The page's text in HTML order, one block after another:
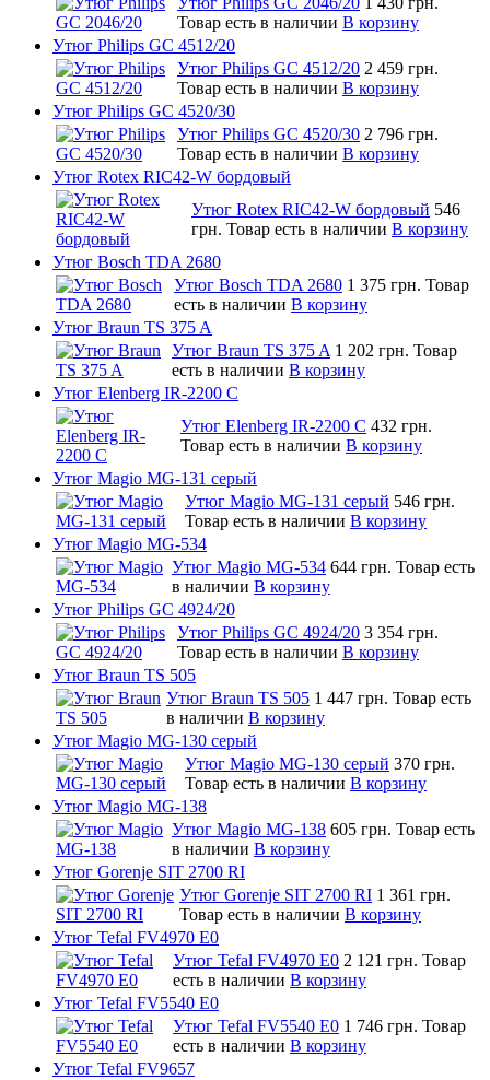
Товар есть в наличии В корзину
Утюг Philips GC 4512/20
Утюг Philips GC 4512/20 2 459 грн.
Товар есть в наличии В корзину
Утюг Philips GC 4520/30
Утюг Philips GC 4520/30 2 796 грн.
Товар есть в наличии В корзину
Утюг Rotex RIC42-W бордовый
Утюг Rotex RIC42-W бордовый 546
грн. Товар есть в наличии В корзину
Утюг Bosch TDA 2680
Утюг Bosch TDA 2680 1 375 грн. Товар
есть в наличии В корзину
Утюг Braun TS 375 A
Утюг Braun TS 375 A 1 202 грн. Товар
есть в наличии В корзину
Утюг Elenberg IR-2200 C
Утюг Elenberg IR-2200 C 432 грн.
Товар есть в наличии В корзину
Утюг Magio MG-131 серый
Утюг Magio MG-131 серый 546 грн.
Товар есть в наличии В корзину
Утюг Magio MG-534
Утюг Magio MG-534 644 грн. Товар есть
в наличии В корзину
Утюг Philips GC 4924/20
Утюг Philips GC 4924/20 3 354 грн.
Товар есть в наличии В корзину
Утюг Braun TS 505
Утюг Braun TS 505 1 447 грн. Товар есть
в наличии В корзину
Утюг Magio MG-130 серый
Утюг Magio MG-130 серый 370 грн.
Товар есть в наличии В корзину
Утюг Magio MG-138
Утюг Magio MG-138 605 грн. Товар есть
в наличии В корзину
Утюг Gorenje SIT 2700 RI
Утюг Gorenje SIT 2700 RI 1 361 грн.
Товар есть в наличии В корзину
Утюг Tefal FV4970 E0
Утюг Tefal FV4970 E0 2 121 грн. Товар
есть в наличии В корзину
Утюг Tefal FV5540 E0
Утюг Tefal FV5540 E0 1 746 грн. Товар
есть в наличии В корзину
Утюг Tefal FV9657